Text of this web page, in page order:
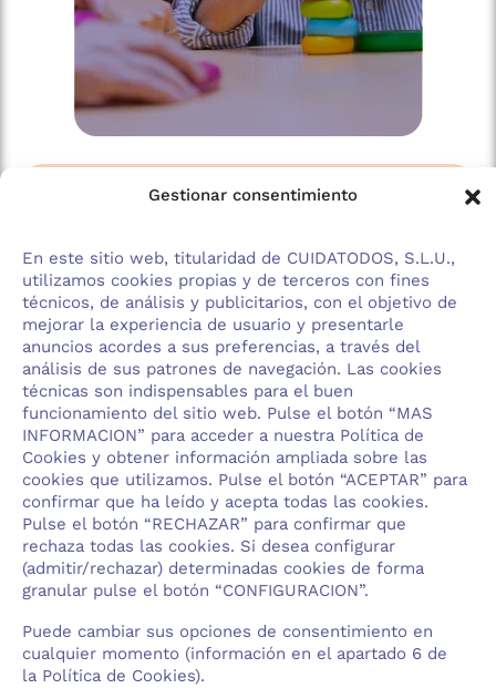
Gestionar consentimiento
En este sitio web, titularidad de CUIDATODOS, S.L.U.,
utilizamos cookies propias y de terceros con fines
técnicos, de análisis y publicitarios, con el objetivo de
mejorar la experiencia de usuario y presentarle
anuncios acordes a sus preferencias, a través del
análisis de sus patrones de navegación. Las cookies
técnicas son indispensables para el buen
funcionamiento del sitio web. Pulse el botón “MAS
INFORMACION” para acceder a nuestra Política de
Cookies y obtener información ampliada sobre las
cookies que utilizamos. Pulse el botón “ACEPTAR” para
confirmar que ha leído y acepta todas las cookies.
Pulse el botón “RECHAZAR” para confirmar que
rechaza todas las cookies. Si desea configurar
(admitir/rechazar) determinadas cookies de forma
granular pulse el botón “CONFIGURACION”.
Puede cambiar sus opciones de consentimiento en
cualquier momento (información en el apartado 6 de
la Política de Cookies).
ASESORÍA Y ORIENTACIÓN